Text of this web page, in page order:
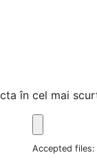
în cel mai
Accepted files: